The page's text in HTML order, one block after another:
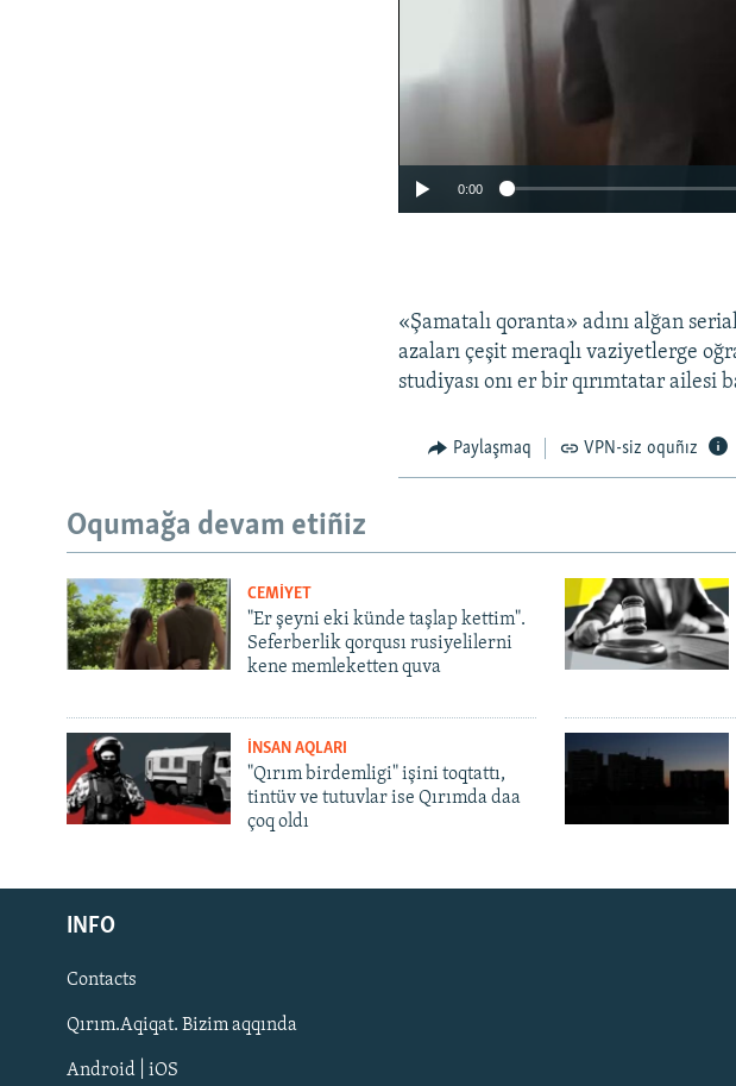
Русский
Українською
QOŞULIÑIZ!
0:00
«Şamatalı qoranta» adını alğan
azaları çeşit meraqlı vaziyetlerge
studiyası onı er bir qırımtatar ailesi
Paylaşmaq VPN-siz oquñız
Oqumağa devam etiñiz
CEMİYET
"Er şeyni eki künde taşlap kettim".
Seferberlik qorqusı rusiyelilerni
kene memleketten quva
İNSAN AQLARI
"Qırım birdemligi" işini toqtattı,
tintüv ve tutuvlar ise Qırımda daa
çoq oldı
INFO
Contacts
Qırım.Aqiqat. Bizim aqqında
Android | iOS